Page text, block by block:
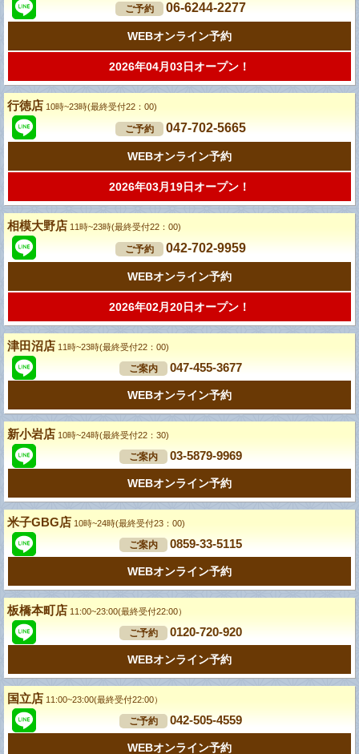
ご予約 06-6244-2277
WEBオンライン予約
2026年04月03日オープン！
行徳店 10時~23時(最終受付22：00)
ご予約 047-702-5665
WEBオンライン予約
2026年03月19日オープン！
相模大野店 11時~23時(最終受付22：00)
ご予約 042-702-9959
WEBオンライン予約
2026年02月20日オープン！
津田沼店 11時~23時(最終受付22：00)
ご案内 047-455-3677
WEBオンライン予約
新小岩店 10時~24時(最終受付22：30)
ご案内 03-5879-9969
WEBオンライン予約
米子GBG店 10時~24時(最終受付23：00)
ご案内 0859-33-5115
WEBオンライン予約
板橋本町店 11:00~23:00(最終受付22:00）
ご予約 0120-720-920
WEBオンライン予約
国立店 11:00~23:00(最終受付22:00）
ご予約 042-505-4559
WEBオンライン予約